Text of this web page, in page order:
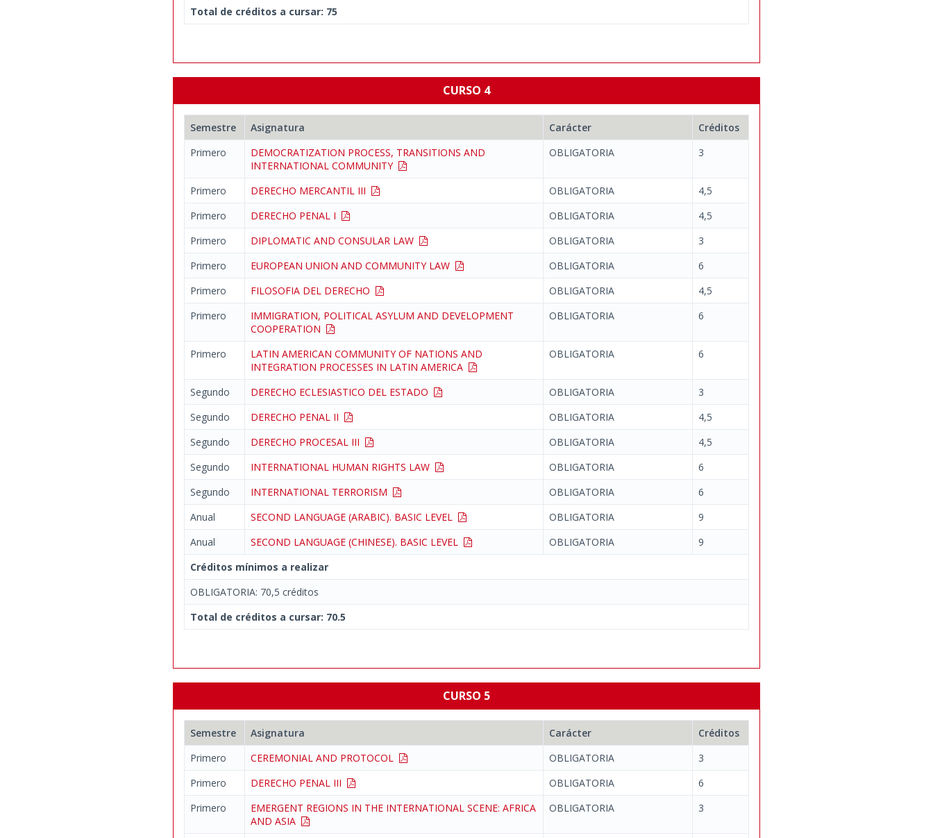
Total de créditos a cursar: 75
CURSO 4
Semestre Asignatura Carácter
Créditos
Primero
DEMOCRATIZATION PROCESS, TRANSITIONS AND
INTERNATIONAL COMMUNITY
OBLIGATORIA 3
Primero DERECHO MERCANTIL III OBLIGATORIA
4,5
Primero
DERECHO PENAL I OBLIGATORIA
4,5
Primero
DIPLOMATIC AND CONSULAR LAW OBLIGATORIA
3
Primero
EUROPEAN UNION AND COMMUNITY LAW OBLIGATORIA
6
Primero
FILOSOFIA DEL DERECHO OBLIGATORIA
4,5
Primero
IMMIGRATION, POLITICAL ASYLUM AND DEVELOPMENT
COOPERATION
OBLIGATORIA 6
Primero
LATIN AMERICAN COMMUNITY OF NATIONS AND
INTEGRATION PROCESSES IN LATIN AMERICA
OBLIGATORIA 6
Segundo DERECHO ECLESIASTICO DEL ESTADO OBLIGATORIA
3
Segundo
DERECHO PENAL II OBLIGATORIA
4,5
Segundo
DERECHO PROCESAL III OBLIGATORIA
4,5
Segundo
INTERNATIONAL HUMAN RIGHTS LAW OBLIGATORIA
6
Segundo
INTERNATIONAL TERRORISM OBLIGATORIA
6
Anual
SECOND LANGUAGE (ARABIC). BASIC LEVEL OBLIGATORIA
9
Anual
SECOND LANGUAGE (CHINESE). BASIC LEVEL OBLIGATORIA
9
Créditos mínimos a realizar
OBLIGATORIA: 70,5 créditos
Total de créditos a cursar: 70.5
CURSO 5
Semestre Asignatura Carácter
Créditos
Primero
CEREMONIAL AND PROTOCOL OBLIGATORIA
3
Primero
DERECHO PENAL III OBLIGATORIA
6
Primero
EMERGENT REGIONS IN THE INTERNATIONAL SCENE: AFRICA
AND ASIA
OBLIGATORIA 3